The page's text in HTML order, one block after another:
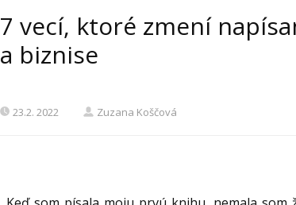
7 vecí, ktoré zmení
a biznise
23.2. 2022 Zuzana Koščová